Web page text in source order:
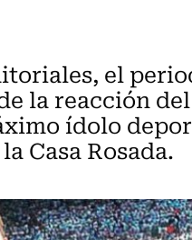
el
la reacción
ídolo
Casa Rosada.